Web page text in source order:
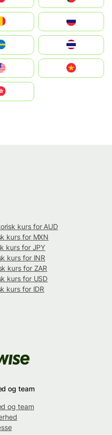
kurs for AUD
kurs for MXN
kurs for JPY
kurs for INR
kurs for ZAR
kurs for USD
kurs for IDR
og team
og team